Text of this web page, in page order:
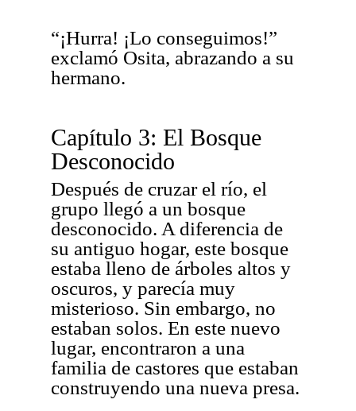
“¡Hurra! ¡Lo conseguimos!”
exclamó Osita, abrazando a su
hermano.
Capítulo 3: El Bosque
Desconocido
Después de cruzar el río, el
grupo llegó a un bosque
desconocido. A diferencia de
su antiguo hogar, este bosque
estaba lleno de árboles altos y
oscuros, y parecía muy
misterioso. Sin embargo, no
estaban solos. En este nuevo
lugar, encontraron a una
familia de castores que estaban
construyendo una nueva presa.